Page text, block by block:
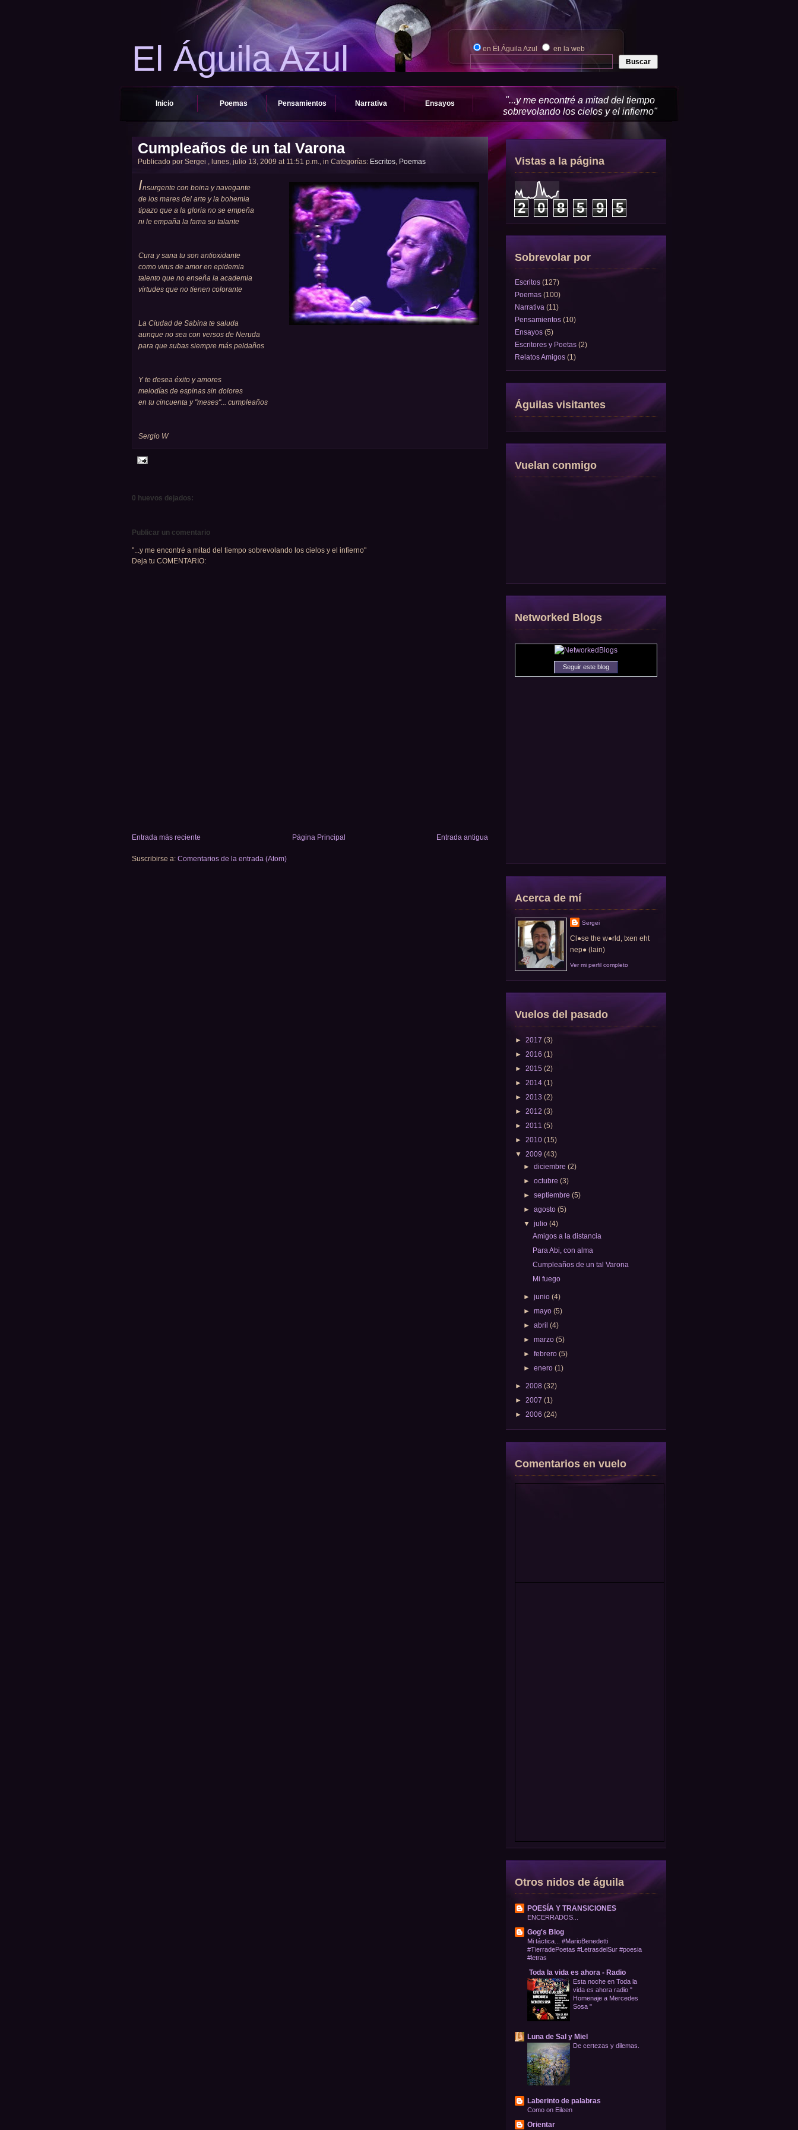
El Águila Azul en El Águila Azul en la web
Inicio Poemas Pensamientos Narrativa Ensayos
"...y me encontré a mitad del tiempo
sobrevolando los cielos y el infierno"
Cumpleaños de un tal Varona
Publicado por Sergei , lunes, julio 13, 2009 at 11:51 p.m., in Categorías: Escritos, Poemas
Insurgente con boina y navegante
de los mares del arte y la bohemia
tipazo que a la gloria no se empeña
ni le empaña la fama su talante
Cura y sana tu son antioxidante
como virus de amor en epidemia
talento que no enseña la academia
virtudes que no tienen colorante
La Ciudad de Sabina te saluda
aunque no sea con versos de Neruda
para que subas siempre más peldaños
Y te desea éxito y amores
melodías de espinas sin dolores
en tu cincuenta y "meses"... cumpleaños
Sergio W
0 huevos dejados:
Publicar un comentario
"...y me encontré a mitad del tiempo sobrevolando los cielos y el infierno"
Deja tu COMENTARIO:
Entrada más reciente Entrada antigua
Página Principal
Suscribirse a: Comentarios de la entrada (Atom)
Vistas a la página
2 0 8 5 9 5
Sobrevolar por
Escritos (127)
Poemas (100)
Narrativa (11)
Pensamientos (10)
Ensayos (5)
Escritores y Poetas (2)
Relatos Amigos (1)
Águilas visitantes
Vuelan conmigo
Networked Blogs
Seguir este blog
Acerca de mí
Sergei
Cl●se the w●rld, txen eht
nep● (lain)
Ver mi perfil completo
Vuelos del pasado
► 2017 (3)
► 2016 (1)
► 2015 (2)
► 2014 (1)
► 2013 (2)
► 2012 (3)
► 2011 (5)
► 2010 (15)
▼ 2009 (43)
►diciembre(2)
►octubre(3)
►septiembre(5)
►agosto(5)
▼julio(4)
Amigos a la distancia
Para Abi, con alma
Cumpleaños de un tal Varona
Mi fuego
►junio(4)
►mayo(5)
►abril(4)
►marzo(5)
►febrero(5)
►enero(1)
► 2008 (32)
► 2007 (1)
► 2006 (24)
Comentarios en vuelo
Otros nidos de águila
POESÍA Y TRANSICIONES
ENCERRADOS...
Gog's Blog
Mi táctica... #MarioBenedetti
#TierradePoetas #LetrasdelSur #poesia
#letras
Toda la vida es ahora - Radio
Esta noche en Toda la
vida es ahora radio "
Homenaje a Mercedes
Sosa "
Luna de Sal y Miel
De certezas y dilemas.
Laberinto de palabras
Como on Eileen
Orientar